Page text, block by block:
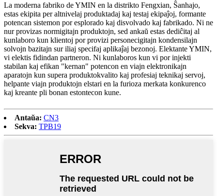
La moderna fabriko de YMIN en la distrikto Fengxian, Ŝanhajo,
estas ekipita per altnivelaj produktadaj kaj testaj ekipaĵoj, formante
potencan sistemon por esplorado kaj disvolvado kaj fabrikado. Ni ne
nur provizas normigitajn produktojn, sed ankaŭ estas dediĉitaj al
kunlaboro kun klientoj por provizi personecigitajn kondensilajn
solvojn bazitajn sur iliaj specifaj aplikaĵaj bezonoj. Elektante YMIN,
vi elektis fidindan partneron. Ni kunlaboros kun vi por injekti
stabilan kaj efikan "kernan" potencon en viajn elektronikajn
aparatojn kun supera produktokvalito kaj profesiaj teknikaj servoj,
helpante viajn produktojn elstari en la furioza merkata konkurenco
kaj kreante pli bonan estontecon kune.
Antaŭa: CN3
Sekva: TPB19